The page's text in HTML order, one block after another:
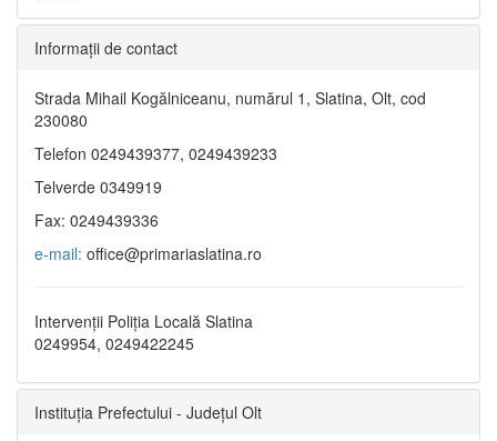
Informaţii de contact
Strada Mihail Kogălniceanu, numărul 1, Slatina, Olt, cod
230080
Telefon 0249439377, 0249439233
Telverde 0349919
Fax: 0249439336
e-mail: office@primariaslatina.ro
Intervenții Poliția Locală Slatina
0249954, 0249422245
Instituția Prefectului - Județul Olt